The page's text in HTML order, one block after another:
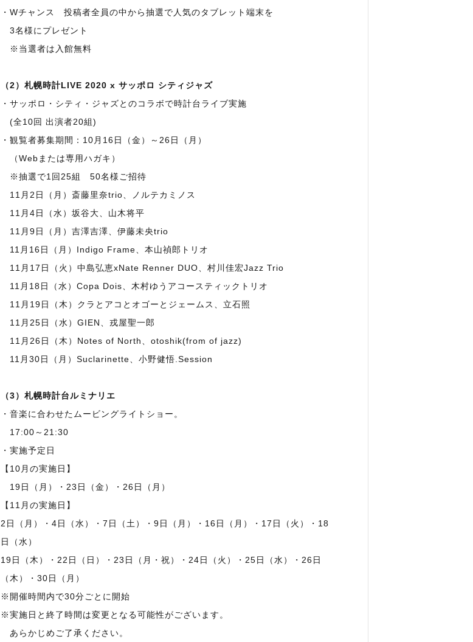
・Wチャンス 投稿者全員の中から抽選で人気のタブレット端末を
3名様にプレゼント
※当選者は入館無料
（2）札幌時計LIVE 2020 x サッポロ シティジャズ
・サッポロ・シティ・ジャズとのコラボで時計台ライブ実施
(全10回 出演者20組)
・観覧者募集期間：10月16日（金）～26日（月）
（Webまたは専用ハガキ）
※抽選で1回25組 50名様ご招待
11月2日（月）斎藤里奈trio、ノルテカミノス
11月4日（水）坂谷大、山木将平
11月9日（月）吉澤吉澤、伊藤未央trio
11月16日（月）Indigo Frame、本山禎郎トリオ
11月17日（火）中島弘恵xNate Renner DUO、村川佳宏Jazz Trio
11月18日（水）Copa Dois、木村ゆうアコースティックトリオ
11月19日（木）クラとアコとオゴーとジェームス、立石照
11月25日（水）GIEN、戎屋聖一郎
11月26日（木）Notes of North、otoshik(from of jazz)
11月30日（月）Suclarinette、小野健悟.Session
（3）札幌時計台ルミナリエ
・音楽に合わせたムービングライトショー。
17:00～21:30
・実施予定日
【10月の実施日】
19日（月）・23日（金）・26日（月）
【11月の実施日】
2日（月）・4日（水）・7日（土）・9日（月）・16日（月）・17日（火）・18
日（水）
19日（木）・22日（日）・23日（月・祝）・24日（火）・25日（水）・26日
（木）・30日（月）
※開催時間内で30分ごとに開始
※実施日と終了時間は変更となる可能性がございます。
あらかじめご了承ください。